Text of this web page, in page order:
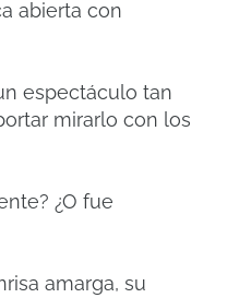
abierta con
espectáculo tan
mirarlo con los
¿O fue
amarga, su